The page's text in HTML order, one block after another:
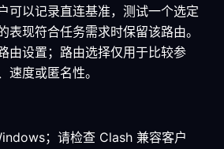
可以记录直连基准，测试一个选定
表现符合任务需求时保留该路由。
由设置；路由选择仅用于比较参
速度或匿名性。
；请检查 Clash 兼容客户